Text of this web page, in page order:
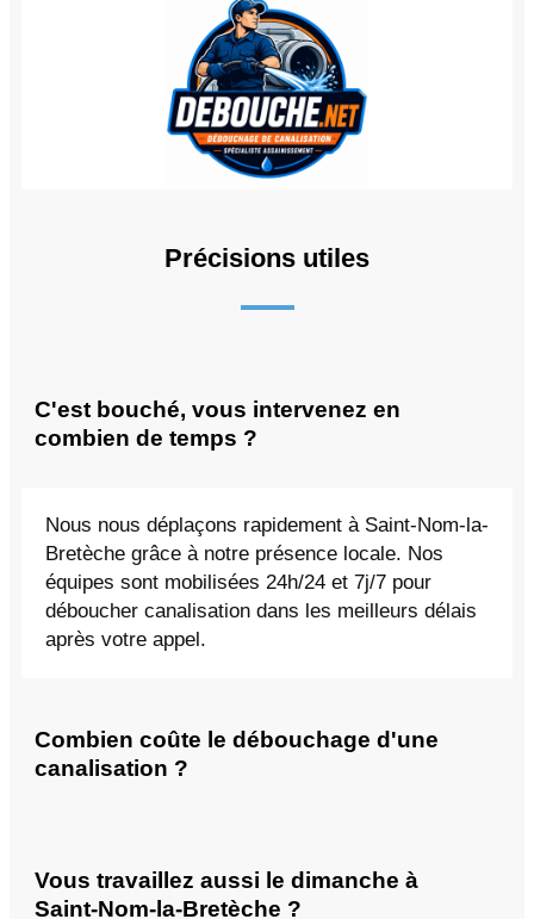
Précisions utiles
C'est bouché, vous intervenez en
combien de temps ?
Nous nous déplaçons rapidement à Saint-Nom-la-
Bretèche grâce à notre présence locale. Nos
équipes sont mobilisées 24h/24 et 7j/7 pour
déboucher canalisation dans les meilleurs délais
après votre appel.
Combien coûte le débouchage d'une
canalisation ?
Vous travaillez aussi le dimanche à
Saint-Nom-la-Bretèche ?